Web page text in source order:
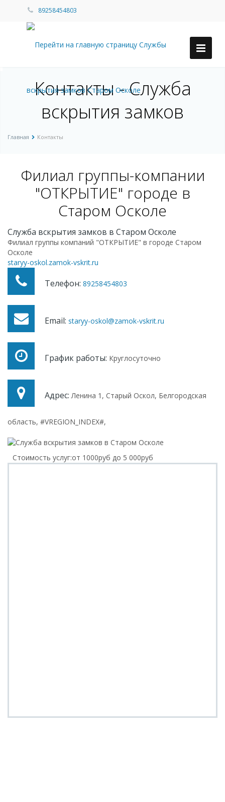
89258454803
Контакты - Служба
вскрытия замков
Главная Контакты
Филиал группы-компании
"ОТКРЫТИЕ" городе в
Старом Осколе
Служба вскрытия замков в Старом Осколе
Филиал группы компаний "ОТКРЫТИЕ" в городе Старом
Осколе
staryy-oskol.zamok-vskrit.ru
Телефон: 89258454803
Email: staryy-oskol@zamok-vskrit.ru
График работы: Круглосуточно
Адрес:Ленина 1 , Старый Оскол, Белгородская
область, #VREGION_INDEX#,
Стоимость услуг:от 1000руб до 5 000руб